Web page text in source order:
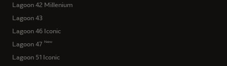
Lagoon 42 Millenium
Lagoon 43
Lagoon 46 Iconic
Lagoon 47 New
Lagoon 51 Iconic